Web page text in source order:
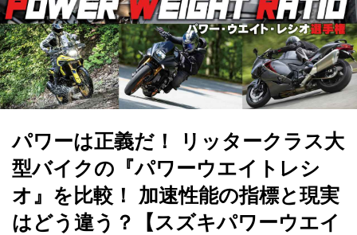
パワーは正義だ！ リッタークラス大
型バイクの『パワーウエイトレシ
オ』を比較！ 加速性能の指標と現実
はどう違う？【スズキパワーウエイ